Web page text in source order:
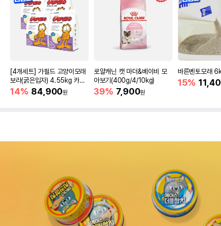
[4개세트] 가필드 고양이모래
보라(굵은입자) 4.55kg 카사
바모래
14% 84,900원
로얄캐닌 캣 마더&베이비 모
아보기(400g/4/10kg)
39% 7,900원
바른벤토모래
15%